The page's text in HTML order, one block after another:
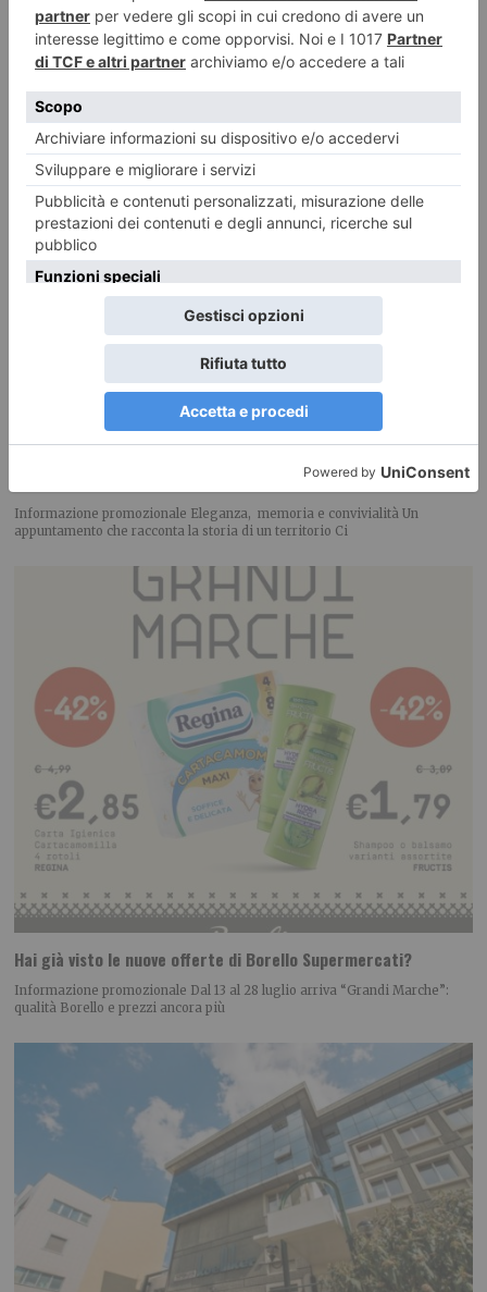
Demonte torna a vestirsi di storia: gli abiti d’epoca sfilano nel
Informazione promozionale Eleganza, memoria e convivialità Un
appuntamento che racconta la storia di un territorio Ci
Hai già visto le nuove offerte di Borello Supermercati?
Informazione promozionale Dal 13 al 28 luglio arriva “Grandi Marche”:
qualità Borello e prezzi ancora più